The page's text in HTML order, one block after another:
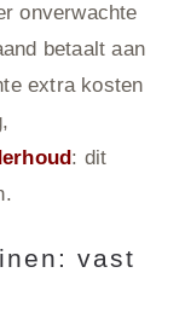
onverwachte
betaalt aan
extra kosten
: dit
vast